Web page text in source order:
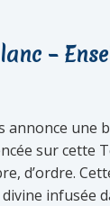
–
annonce une
sur cette
d’ordre.
infusée